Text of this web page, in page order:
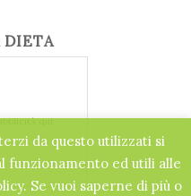
DIETA
qui
da questo utilizzati si
funzionamento ed utili alle
Se vuoi saperne di più o